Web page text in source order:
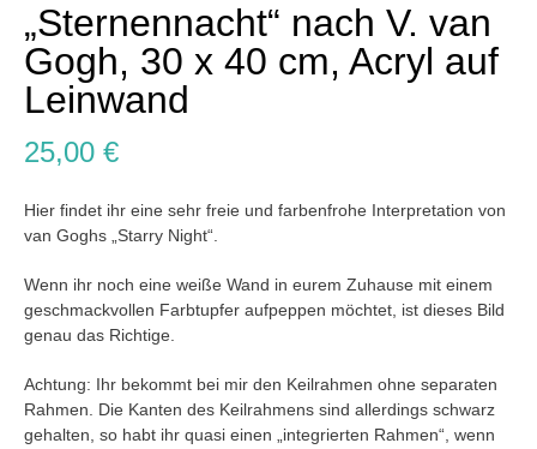
„Sternennacht“ nach V. van
Gogh, 30 x 40 cm, Acryl auf
Leinwand
25,00 €
Hier findet ihr eine sehr freie und farbenfrohe Interpretation von
van Goghs „Starry Night“.
Wenn ihr noch eine weiße Wand in eurem Zuhause mit einem
geschmackvollen Farbtupfer aufpeppen möchtet, ist dieses Bild
genau das Richtige.
Achtung: Ihr bekommt bei mir den Keilrahmen ohne separaten
Rahmen. Die Kanten des Keilrahmens sind allerdings schwarz
gehalten, so habt ihr quasi einen „integrierten Rahmen“, wenn